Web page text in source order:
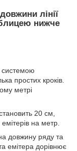
лінії
нижче
простих кроків.
метрі
20 см,
на метр.
довжину ряду та
емітера дорівнює